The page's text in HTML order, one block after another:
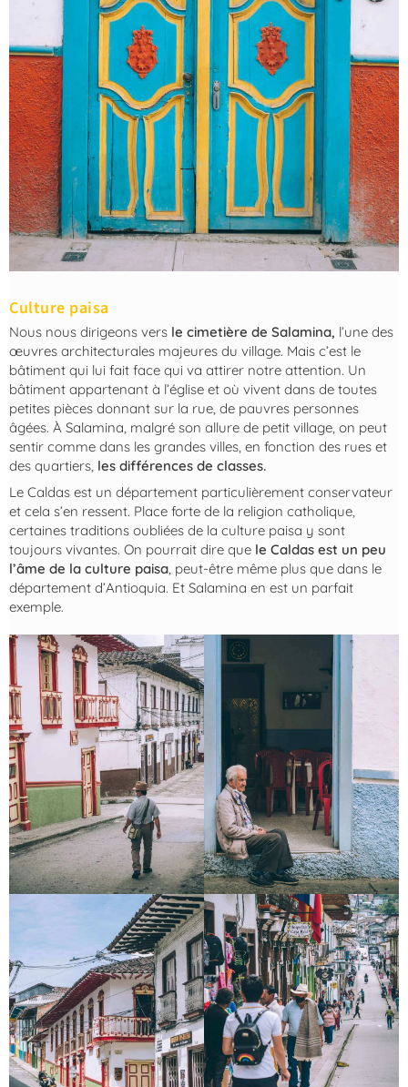
Culture paisa
Nous nous dirigeons vers le cimetière de Salamina, l’une des
œuvres architecturales majeures du village. Mais c’est le
bâtiment qui lui fait face qui va attirer notre attention. Un
bâtiment appartenant à l’église et où vivent dans de toutes
petites pièces donnant sur la rue, de pauvres personnes
âgées. À Salamina, malgré son allure de petit village, on peut
sentir comme dans les grandes villes, en fonction des rues et
des quartiers, les différences de classes.
Le Caldas est un département particulièrement conservateur
et cela s’en ressent. Place forte de la religion catholique,
certaines traditions oubliées de la culture paisa y sont
toujours vivantes. On pourrait dire que le Caldas est un peu
l’âme de la culture paisa , peut-être même plus que dans le
département d’Antioquia. Et Salamina en est un parfait
exemple.